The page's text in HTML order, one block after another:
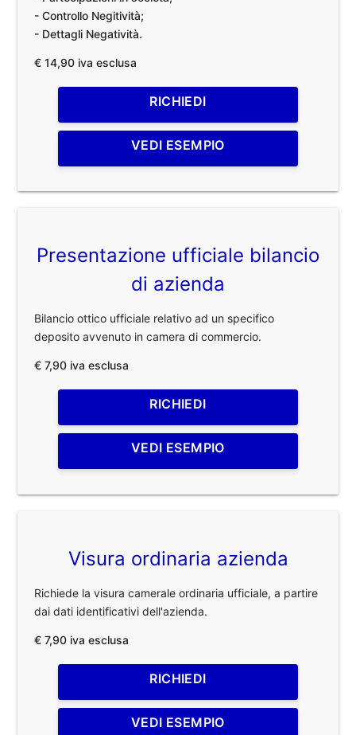
- Controllo Negitività;
- Dettagli Negatività.
€ 14,90 iva esclusa
RICHIEDI
VEDI ESEMPIO
Presentazione ufficiale bilancio
di azienda
Bilancio ottico ufficiale relativo ad un specifico
deposito avvenuto in camera di commercio.
€ 7,90 iva esclusa
RICHIEDI
VEDI ESEMPIO
Visura ordinaria azienda
Richiede la visura camerale ordinaria ufficiale, a partire
dai dati identificativi dell'azienda.
€ 7,90 iva esclusa
RICHIEDI
VEDI ESEMPIO